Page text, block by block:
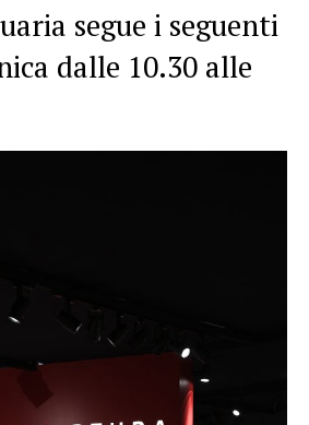
segue i seguenti
dalle 10.30 alle